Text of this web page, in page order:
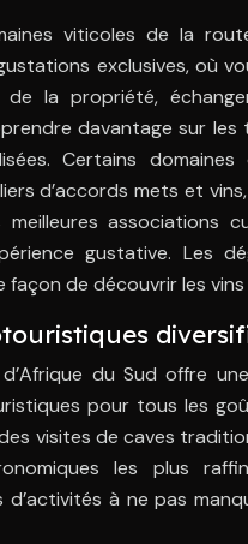
viticoles de la
exclusives, où
de la propriété,
davantage sur les
Certains domaines
d’accords mets et
associations
gustative. Les
façon de découvrir les vins
du Sud offre
pour tous les
visites de caves
les plus
d’activités à ne pas